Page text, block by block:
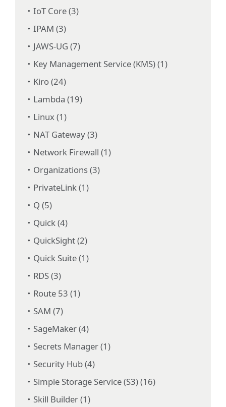
IoT Core (3)
IPAM (3)
JAWS-UG (7)
Key Management Service (KMS) (1)
Kiro (24)
Lambda (19)
Linux (1)
NAT Gateway (3)
Network Firewall (1)
Organizations (3)
PrivateLink (1)
Q (5)
Quick (4)
QuickSight (2)
Quick Suite (1)
RDS (3)
Route 53 (1)
SAM (7)
SageMaker (4)
Secrets Manager (1)
Security Hub (4)
Simple Storage Service (S3) (16)
Skill Builder (1)